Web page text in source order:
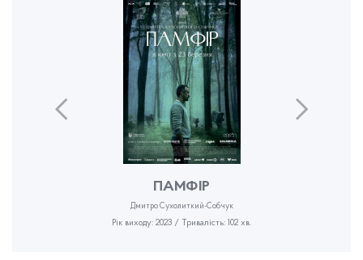
ПАМФІР
Дмитро Сухолиткий-Собчук
Рік виходу: 2023 / Тривалість: 102 хв.